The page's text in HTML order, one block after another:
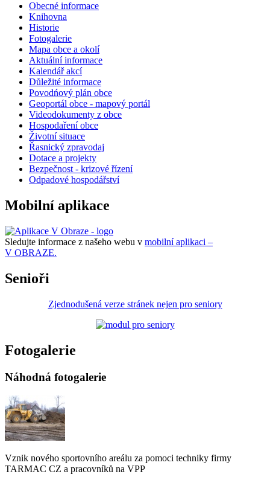
Obecné informace
Knihovna
Historie
Fotogalerie
Mapa obce a okolí
Aktuální informace
Kalendář akcí
Důležité informace
Povodńový plán obce
Geoportál obce - mapový portál
Videodokumenty z obce
Hospodaření obce
Životní situace
Řasnický zpravodaj
Dotace a projekty
Bezpečnost - krizové řízení
Odpadové hospodářství
Mobilní aplikace
Sledujte informace z našeho webu v mobilní aplikaci –
V OBRAZE.
Senioři
Zjednodušená verze stránek nejen pro seniory
Fotogalerie
Náhodná fotogalerie
Vznik nového sportovního areálu za pomoci techniky firmy
TARMAC CZ a pracovníků na VPP